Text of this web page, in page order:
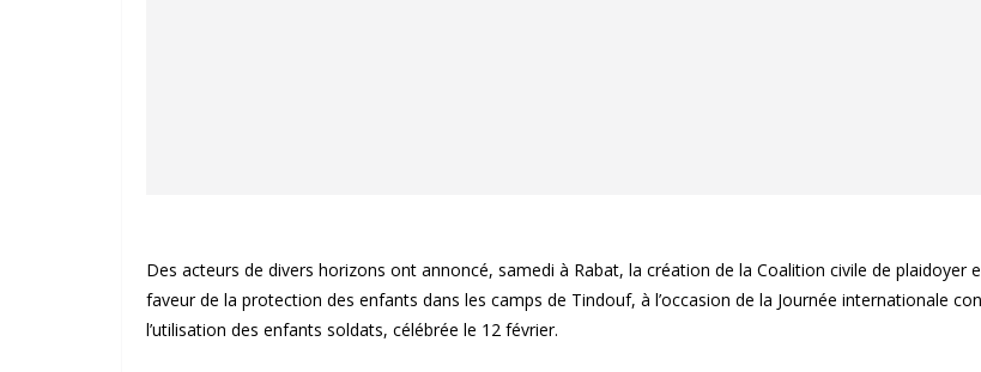
Des acteurs de divers horizons ont annoncé, samedi à Rabat, la création de la Coalition civile de plaidoyer
faveur de la protection des enfants dans les camps de Tindouf, à l’occasion de la Journée internationale
l’utilisation des enfants soldats, célébrée le 12 février.